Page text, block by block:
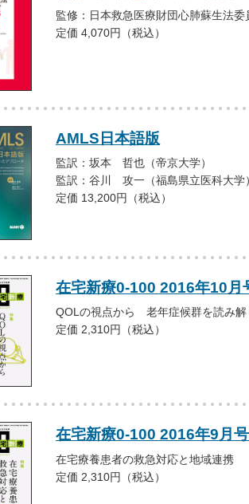
監修：日本救急医療財団心肺蘇生法委
定価 4,070円（税込）
AMLS日本語版
監訳：坂本 哲也（帝京大学）
監訳：谷川 攻一（福島県立医科大学
定価 13,200円（税込）
在宅新療0-100 2016年10月
QOLの視点から 老年症候群を読み解
定価 2,310円（税込）
在宅新療0-100 2016年9月号
在宅療養患者の救急対応と地域連携
定価 2,310円（税込）